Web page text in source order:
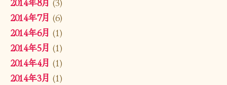
2014年7月 (6)
2014年6月 (1)
2014年5月 (1)
2014年4月 (1)
2014年3月 (1)